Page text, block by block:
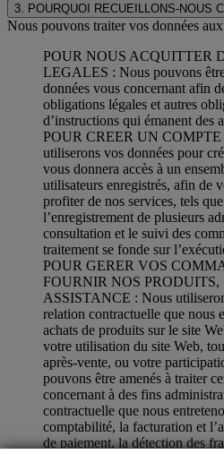
3. POURQUOI RECUEILLONS-NOUS
Nous pouvons traiter vos données
POUR NOUS ACQUITTER
LEGALES : Nous pouvons
données vous concernant afin
obligations légales et autres
d’instructions qui émanent des
POUR CREER UN
utiliserons vos données pour
vous donnera accès à un
utilisateurs enregistrés, afin de
profiter de nos services, tels
l’enregistrement de plusieurs
consultation et le suivi des
traitement se fonde sur
POUR GERER VOS
FOURNIR NOS PRODUITS,
ASSISTANCE : Nous
relation contractuelle que nous
achats de produits sur le site
votre utilisation du site Web,
après-vente, ou votre
pouvons être amenés à traiter
concernant à des fins
contractuelle que nous
comptabilité, la facturation et
de paiement, la détection des